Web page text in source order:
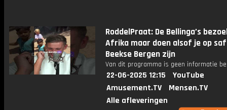
RoddelPraat: De Bellinga’s
Afrika maar doen alsof je op
Beekse Bergen zijn
Van dit programma is geen informatie
22-06-2025 12:15
YouTube
Amusement.TV
Mensen.TV
Alle afleveringen